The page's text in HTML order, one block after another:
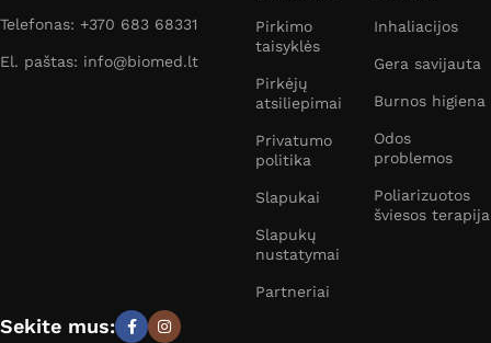
Telefonas: +370 683 68331
El. paštas: info@biomed.lt
Pirkimo
taisyklės
Pirkėjų
atsiliepimai
Privatumo
politika
Slapukai
Slapukų
nustatymai
Partneriai
Inhaliacijos
Gera savijauta
Burnos higiena
Odos
problemos
Poliarizuotos
šviesos terapija
Sekite mus: